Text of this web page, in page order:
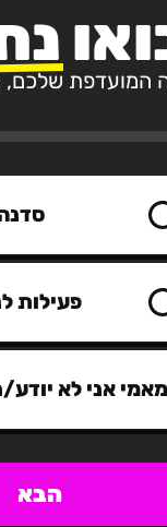
המועדפת שלכם,
פעילות
מאמי אני לא
הבא